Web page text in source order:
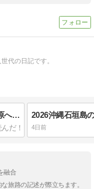
代の日記です。
2026沖縄石垣島の旅④ 名蔵シーラ原へポタリング(3) 石垣島のお米の穀倉地帯「名蔵シーラ原」
4日前
融合
旅路の記述が際立ちます。